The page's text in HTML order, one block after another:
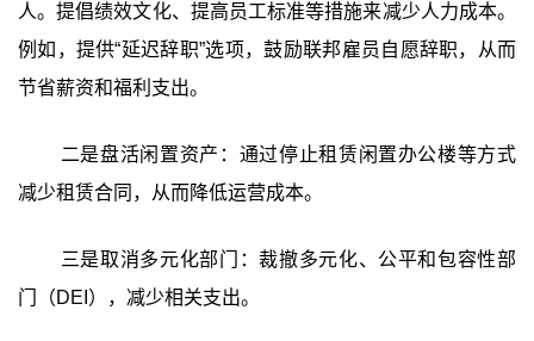
人。提倡绩效文化、提高员工标准等措施来减少人力成本。
例如，提供“延迟辞职”选项，鼓励联邦雇员自愿辞职，从而
节省薪资和福利支出。
二是盘活闲置资产：通过停止租赁闲置办公楼等方式
减少租赁合同，从而降低运营成本。
三是取消多元化部门：裁撤多元化、公平和包容性部
门（DEI），减少相关支出。